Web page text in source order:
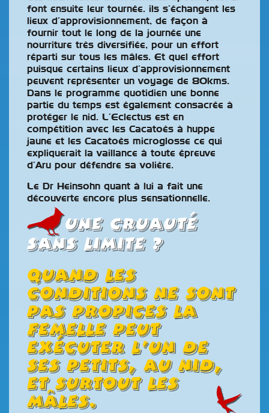
font ensuite leur tournée. ils s’échangent les
lieux d’approvisionnement, de façon à
fournir tout le long de la journée une
nourriture très diversifiée, pour un effort
réparti sur tous les mâles. Et quel effort
puisque certains lieux d’approvisionnement
peuvent représenter un voyage de 80kms.
Dans le programme quotidien une bonne
partie du temps est également consacrée à
protéger le nid. L’Eclectus est en
compétition avec les Cacatoès à huppe
jaune et les Cacatoès microglosse ce qui
expliquerait la vaillance à toute épreuve
d’Aru pour défendre sa volière.
Le Dr Heinsohn quant à lui a fait une
découverte encore plus sensationnelle.
Une cruauté
sans limite ?
Quand les
conditions ne sont
pas propices la
femelle peut
exécuter l’un de
ses petits, au nid,
et surtout les
mâles.